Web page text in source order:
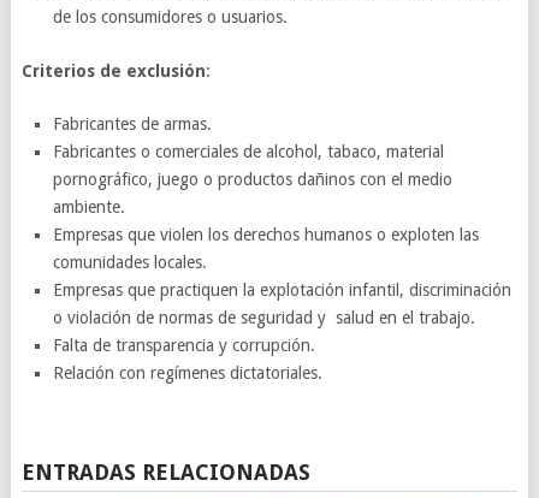
de los consumidores o usuarios.
Criterios de exclusión:
Fabricantes de armas.
Fabricantes o comerciales de alcohol, tabaco, material
pornográfico, juego o productos dañinos con el medio
ambiente.
Empresas que violen los derechos humanos o exploten las
comunidades locales.
Empresas que practiquen la explotación infantil, discriminación
o violación de normas de seguridad y salud en el trabajo.
Falta de transparencia y corrupción.
Relación con regímenes dictatoriales.
ENTRADAS RELACIONADAS